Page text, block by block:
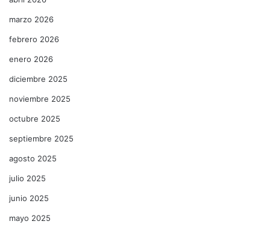
marzo 2026
febrero 2026
enero 2026
diciembre 2025
noviembre 2025
octubre 2025
septiembre 2025
agosto 2025
julio 2025
junio 2025
mayo 2025